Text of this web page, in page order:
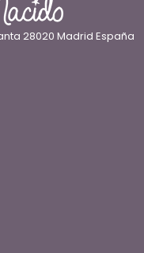
28020 Madrid España